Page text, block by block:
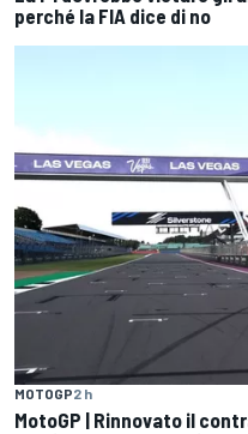
perché la FIA dice di no
MOTOGP2 h
MotoGP | Rinnovato il